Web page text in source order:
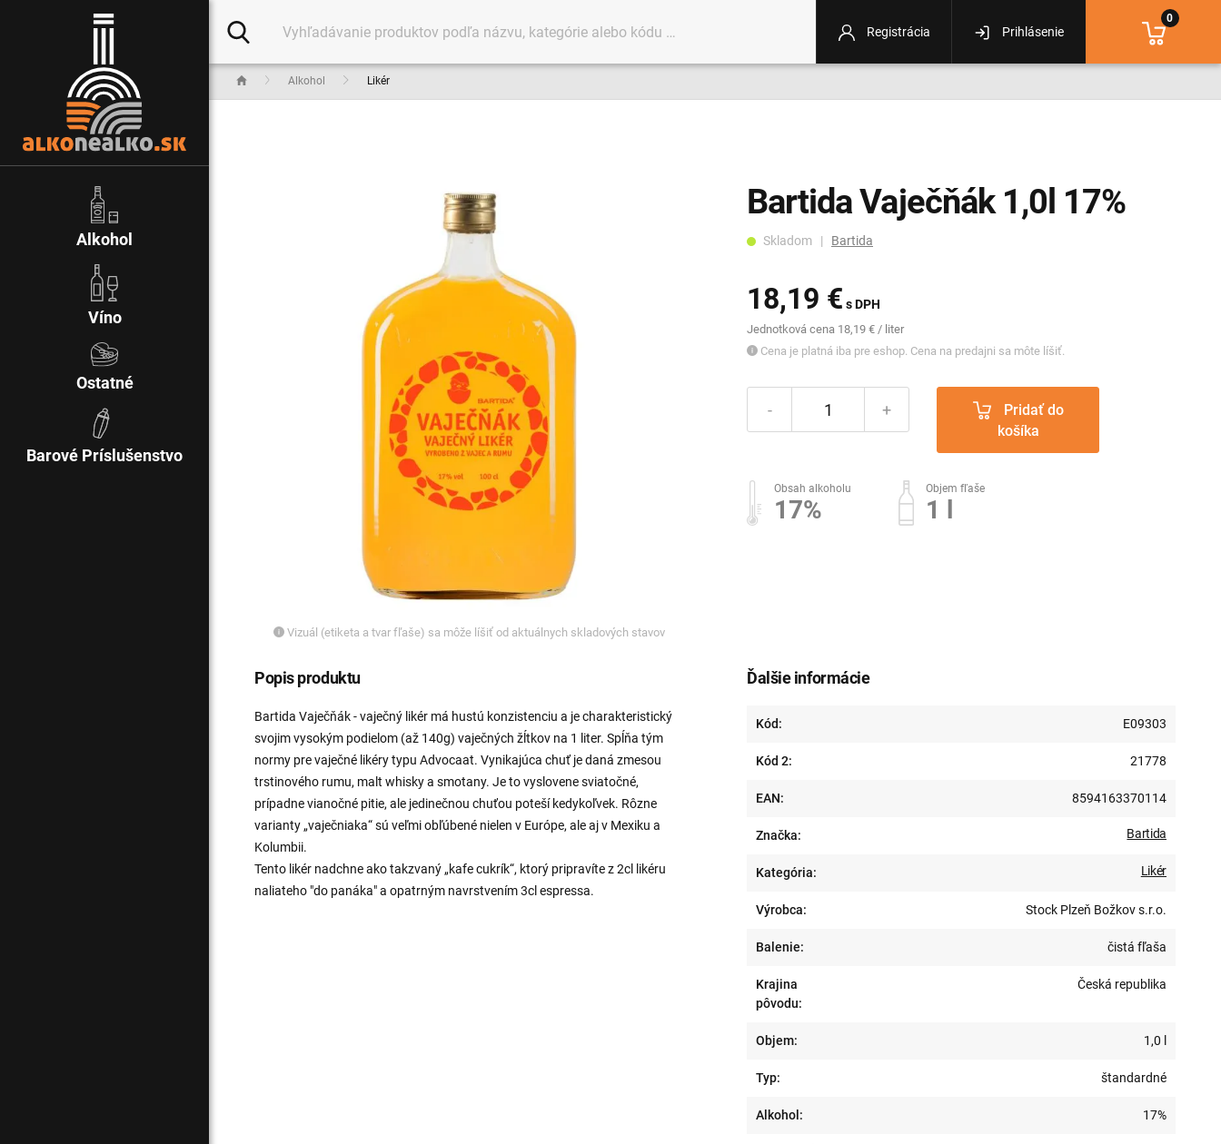
Alkohol Likér
Bartida Vaječňák 1,0l 17%
Skladom | Bartida
18,19 € s DPH
Jednotková cena 18,19 € / liter
Cena je platná iba pre eshop. Cena na predajni sa môte líšiť.
- +
košíka
Obsah alkoholu
17%
Objem fľaše
1 l
Vizuál (etiketa a tvar fľaše) sa môže líšiť od aktuálnych skladových stavov
Ďalšie informácie
Kód: E09303
Kód 2: 21778
EAN: 8594163370114
Značka: Bartida
Kategória: Likér
Výrobca: Stock Plzeň Božkov s.r.o.
Balenie: čistá fľaša
Krajina
pôvodu:
Česká republika
Objem: 1,0 l
Typ: štandardné
Alkohol: 17%
Popis produktu
Bartida Vaječňák - vaječný likér má hustú konzistenciu a je charakteristický
svojim vysokým podielom (až 140g) vaječných žĺtkov na 1 liter. Spĺňa tým
normy pre vaječné likéry typu Advocaat. Vynikajúca chuť je daná zmesou
trstinového rumu, malt whisky a smotany. Je to vyslovene sviatočné,
prípadne vianočné pitie, ale jedinečnou chuťou poteší kedykoľvek. Rôzne
varianty „vaječniaka“ sú veľmi obľúbené nielen v Európe, ale aj v Mexiku a
Kolumbii.
Tento likér nadchne ako takzvaný „kafe cukrík“, ktorý pripravíte z 2cl likéru
naliateho "do panáka" a opatrným navrstvením 3cl espressa.
Registrácia Prihlásenie
0
Alkohol
Víno
Ostatné
Barové Príslušenstvo